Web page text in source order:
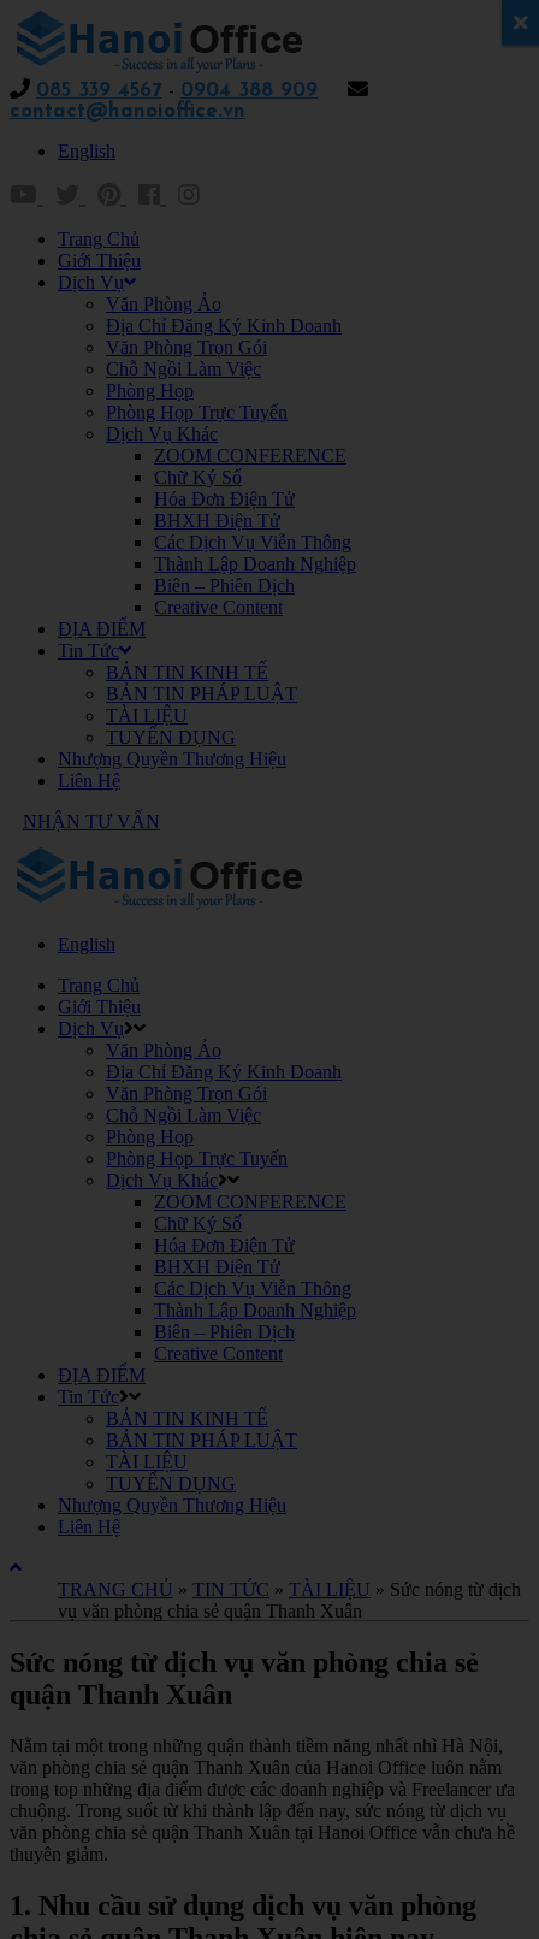
085 339 4567 - 0904 388 909
contact@hanoioffice.vn
English
Trang Chủ
Giới Thiệu
Dịch Vụ
Văn Phòng Ảo
Địa Chỉ Đăng Ký Kinh Doanh
Văn Phòng Trọn Gói
Chỗ Ngồi Làm Việc
Phòng Họp
Phòng Họp Trực Tuyến
Dịch Vụ Khác
ZOOM CONFERENCE
Chữ Ký Số
Hóa Đơn Điện Tử
BHXH Điện Tử
Các Dịch Vụ Viễn Thông
Thành Lập Doanh Nghiệp
Biên – Phiên Dịch
Creative Content
ĐỊA ĐIỂM
Tin Tức
BẢN TIN KINH TẾ
BẢN TIN PHÁP LUẬT
TÀI LIỆU
TUYỂN DỤNG
Nhượng Quyền Thương Hiệu
Liên Hệ
NHẬN TƯ VẤN
English
Trang Chủ
Giới Thiệu
Dịch Vụ
Văn Phòng Ảo
Địa Chỉ Đăng Ký Kinh Doanh
Văn Phòng Trọn Gói
Chỗ Ngồi Làm Việc
Phòng Họp
Phòng Họp Trực Tuyến
Dịch Vụ Khác
ZOOM CONFERENCE
Chữ Ký Số
Hóa Đơn Điện Tử
BHXH Điện Tử
Các Dịch Vụ Viễn Thông
Thành Lập Doanh Nghiệp
Biên – Phiên Dịch
Creative Content
ĐỊA ĐIỂM
Tin Tức
BẢN TIN KINH TẾ
BẢN TIN PHÁP LUẬT
TÀI LIỆU
TUYỂN DỤNG
Nhượng Quyền Thương Hiệu
Liên Hệ
TRANG CHỦ » TIN TỨC » TÀI LIỆU » Sức nóng từ dịch
vụ văn phòng chia sẻ quận Thanh Xuân
Sức nóng từ dịch vụ văn phòng chia sẻ
quận Thanh Xuân
Nằm tại một trong những quận thành tiềm năng nhất nhì Hà Nội,
văn phòng chia sẻ quận Thanh Xuân của Hanoi Office luôn nằm
trong top những địa điểm được các doanh nghiệp và Freelancer ưa
chuộng. Trong suốt từ khi thành lập đến nay, sức nóng từ dịch vụ
văn phòng chia sẻ quận Thanh Xuân tại Hanoi Office vẫn chưa hề
thuyên giảm.
1. Nhu cầu sử dụng dịch vụ văn phòng
x